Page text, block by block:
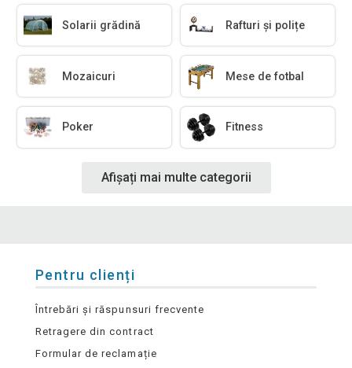
Solarii grădină Rafturi și polițe
Mozaicuri Mese de fotbal
Poker Fitness
Afișați mai multe categorii
Pentru clienți
Întrebări și răspunsuri frecvente
Retragere din contract
Formular de reclamație